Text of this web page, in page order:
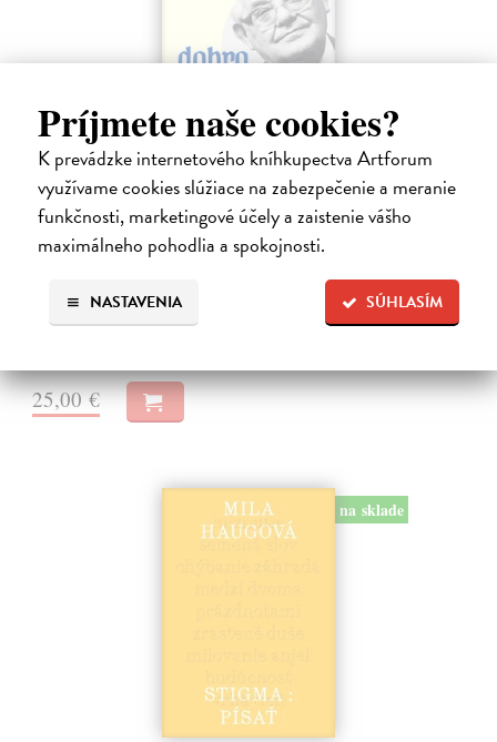
Príjmete naše cookies?
K prevádzke internetového kníhkupectva Artforum
využívame cookies slúžiace na zabezpečenie a meranie
funkčnosti, marketingové účely a zaistenie vášho
maximálneho pohodlia a spokojnosti.
SÚHLASÍM
NASTAVENIA
Dobrodružstvo prekladu
Hečko Blahoslav
| Kniha
„Nádherná kniha o úskaliach prekladateľského remesla a bohatstve
nášho jazyka.“ Adam Berka, vydavateľ Blahoslav Hečko (*1915 Suchá
nad Parnou – †2002 Bratislava) je jedny´m z najvy´znamnejších
slovensky´ch,…
25,00 €
na sklade